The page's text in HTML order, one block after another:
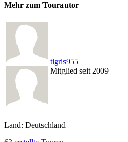
Mehr zum Tourautor
tigris955
Mitglied seit 2009
Land: Deutschland